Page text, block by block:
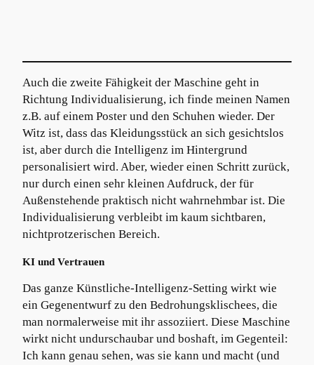
Auch die zweite Fähigkeit der Maschine geht in
Richtung Individualisierung, ich finde meinen Namen
z.B. auf einem Poster und den Schuhen wieder. Der
Witz ist, dass das Kleidungsstück an sich gesichtslos
ist, aber durch die Intelligenz im Hintergrund
personalisiert wird. Aber, wieder einen Schritt zurück,
nur durch einen sehr kleinen Aufdruck, der für
Außenstehende praktisch nicht wahrnehmbar ist. Die
Individualisierung verbleibt im kaum sichtbaren,
nichtprotzerischen Bereich.
KI und Vertrauen
Das ganze Künstliche-Intelligenz-Setting wirkt wie
ein Gegenentwurf zu den Bedrohungsklischees, die
man normalerweise mit ihr assoziiert. Diese Maschine
wirkt nicht undurschaubar und boshaft, im Gegenteil:
Ich kann genau sehen, was sie kann und macht (und